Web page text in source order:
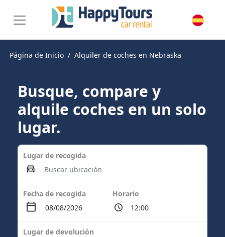
Página de Inicio Alquiler de coches en Nebraska
Busque, compare y
alquile coches en un solo
lugar.
Lugar de recogida
Fecha de recogida Horario
Lugar de devolución